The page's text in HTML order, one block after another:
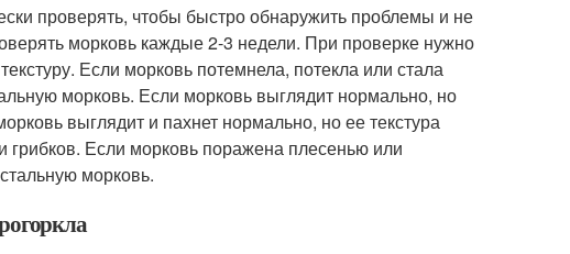
проверять, чтобы быстро обнаружить проблемы и не
морковь каждые 2-3 недели. При проверке нужно
Если морковь потемнела, потекла или стала
морковь. Если морковь выглядит нормально, но
выглядит и пахнет нормально, но ее текстура
грибков. Если морковь поражена плесенью или
морковь.